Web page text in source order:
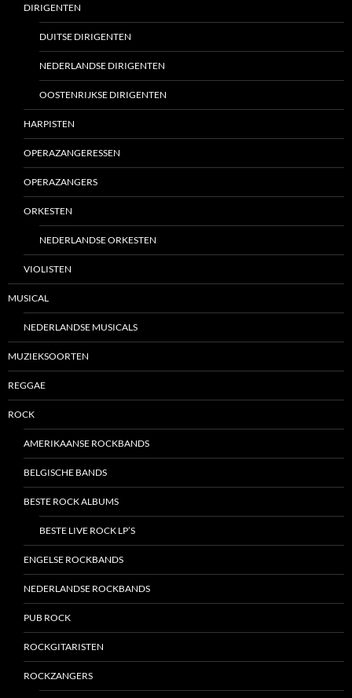
DIRIGENTEN
DUITSE DIRIGENTEN
NEDERLANDSE DIRIGENTEN
OOSTENRIJKSE DIRIGENTEN
HARPISTEN
OPERAZANGERESSEN
OPERAZANGERS
ORKESTEN
NEDERLANDSE ORKESTEN
VIOLISTEN
MUSICAL
NEDERLANDSE MUSICALS
MUZIEKSOORTEN
REGGAE
ROCK
AMERIKAANSE ROCKBANDS
BELGISCHE BANDS
BESTE ROCK ALBUMS
BESTE LIVE ROCK LP’S
ENGELSE ROCKBANDS
NEDERLANDSE ROCKBANDS
PUB ROCK
ROCKGITARISTEN
ROCKZANGERS